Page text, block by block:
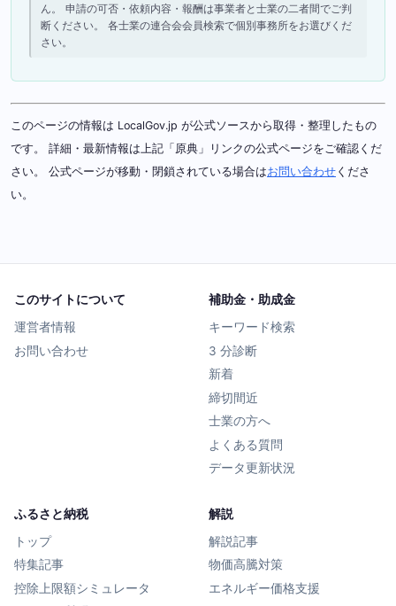
ん。 申請の可否・依頼内容・報酬は事業者と士業の二者間でご判
断ください。 各士業の連合会会員検索で個別事務所をお選びくだ
さい。
このページの情報は LocalGov.jp が公式ソースから取得・整理したもの
です。 詳細・最新情報は上記「原典」リンクの公式ページをご確認くだ
さい。 公式ページが移動・閉鎖されている場合はお問い合わせ くださ
い。
このサイトについて
運営者情報
お問い合わせ
補助金・助成金
キーワード検索
3 分診断
新着
締切間近
士業の方へ
よくある質問
データ更新状況
ふるさと納税
トップ
特集記事
控除上限額シミュレータ
解説
解説記事
物価高騰対策
エネルギー価格支援